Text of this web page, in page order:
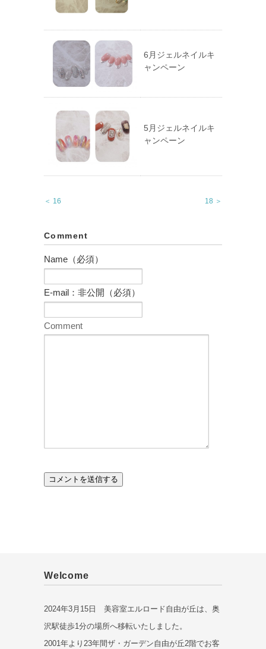
6月ジェルネイルキ
ャンペーン
5月ジェルネイルキ
ャンペーン
＜ 16 18 ＞
Comment
Name（必須）
E-mail：非公開（必須）
Comment
Welcome
2024年3月15日 美容室エルロード自由が丘は、奥
沢駅徒歩1分の場所へ移転いたしました。
2001年より23年間ザ・ガーデン自由が丘2階でお客